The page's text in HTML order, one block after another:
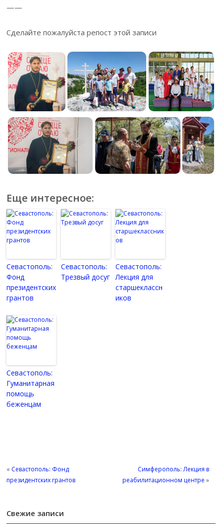
——
Сделайте пожалуйста репост этой записи
Еще интересное:
Севастополь:
Фонд
президентских
грантов
Севастополь:
Трезвый досуг
Севастополь:
Лекция для
старшеклассн
иков
Севастополь:
Гуманитарная
помощь
беженцам
« Севастополь: Фонд
президентских грантов
Симферополь: Лекция в
реабилитационном центре »
Свежие записи